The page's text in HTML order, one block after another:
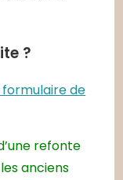
?
formulaire de
refonte
anciens